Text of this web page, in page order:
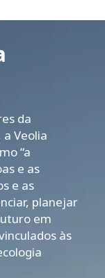
da
Veolia
“a
e as
e as
planejar
em
às